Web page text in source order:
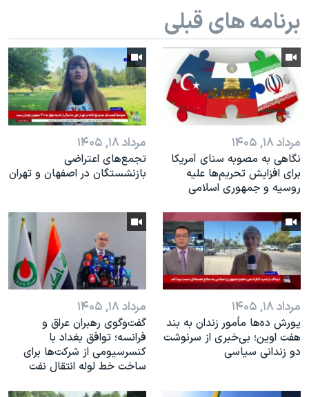
برنامه های قبلی
مرداد ۱۸, ۱۴۰۵
نگاهی به مصوبه سنای آمریکا
برای افزایش تحریم‌ها علیه
روسیه و جمهوری اسلامی
مرداد ۱۸, ۱۴۰۵
تجمع‌های اعتراضی
بازنشستگان در اصفهان و تهران
مرداد ۱۸, ۱۴۰۵
یورش ده‌ها مأمور زندان به بند
هفت اوین؛ بی‌خبری از سرنوشت
دو زندانی سیاسی
مرداد ۱۸, ۱۴۰۵
گفت‌وگوی رهبران عراق و
فرانسه؛ توافق بغداد با
کنسرسیومی از شرکت‌ها برای
ساخت خط لوله انتقال نفت